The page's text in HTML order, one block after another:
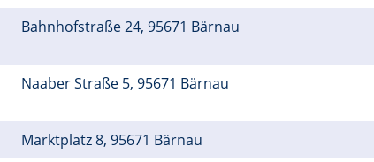
Bahnhofstraße 24, 95671 Bärnau
Naaber Straße 5, 95671 Bärnau
Marktplatz 8, 95671 Bärnau